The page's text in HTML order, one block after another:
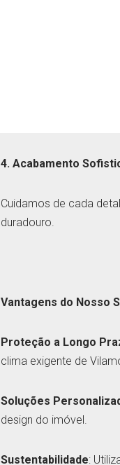
4. Acabamento
Cuidamos de cada
duradouro.
Vantagens do Nosso
Proteção a Longo
clima exigente de
Soluções
design do imóvel.
Sustentabilidade: